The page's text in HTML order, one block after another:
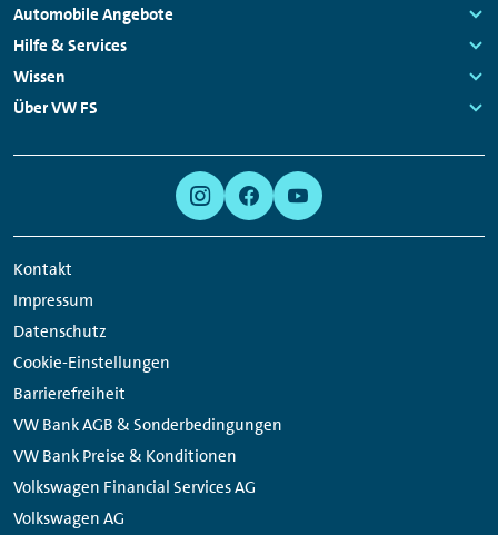
Fußzeilen
Navigation
Automobile Angebote
Links:
Hilfe & Services
Links:
Wissen
Links:
Über VW FS
Kontakt
Impressum
Datenschutz
Cookie-Einstellungen
Barrierefreiheit
VW Bank AGB & Sonderbedingungen
VW Bank Preise & Konditionen
Volkswagen Financial Services AG
Volkswagen AG
Links